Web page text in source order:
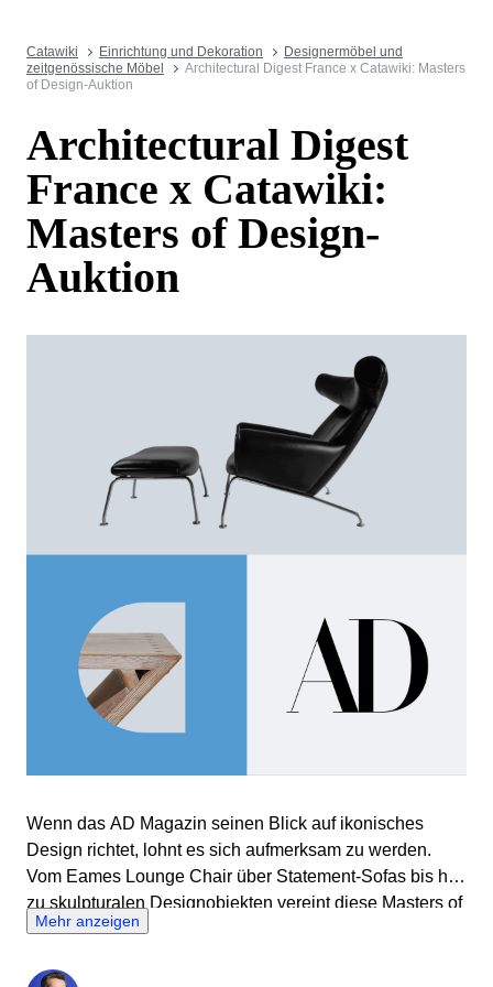
Catawiki Einrichtung und Dekoration
Designermöbel und
zeitgenössische Möbel
Architectural Digest France x Catawiki: Masters
of Design-Auktion
Architectural Digest
France x Catawiki:
Masters of Design-
Auktion
Wenn das AD Magazin seinen Blick auf ikonisches
Design richtet, lohnt es sich aufmerksam zu werden.
Vom Eames Lounge Chair über Statement-Sofas bis hin
zu skulpturalen Designobjekten vereint diese Masters of
Design Auktion Stücke, die die Geschichte des Interior
dass gutes Design nicht trendgetrieben, sondern zeitlos
Mehr anzeigen